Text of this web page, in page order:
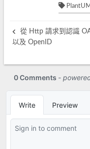
從 Http 請求到認識
以及 OpenID